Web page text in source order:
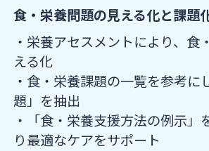
食・栄養問題の見える化と課題
・栄養アセスメントにより、食
える化
・食・栄養課題の一覧を参考に
題」を抽出
・「食・栄養支援方法の例示」
り最適なケアをサポート